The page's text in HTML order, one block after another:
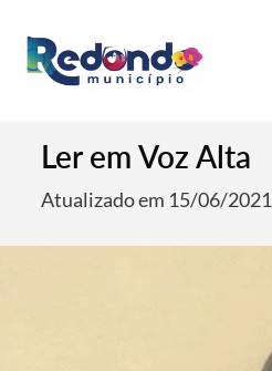
Ler em Voz Alta
Atualizado em 15/06/2021